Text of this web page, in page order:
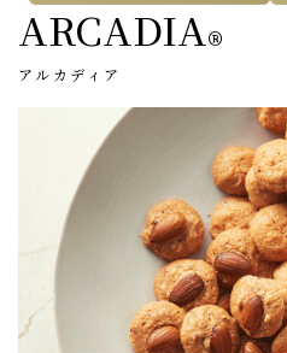
ARCADIA®
アルカディア